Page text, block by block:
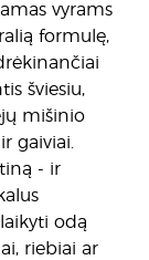
vyrams
formulę,
šviesiu,
mišinio
gaiviai.
- ir
odą
riebiai ar